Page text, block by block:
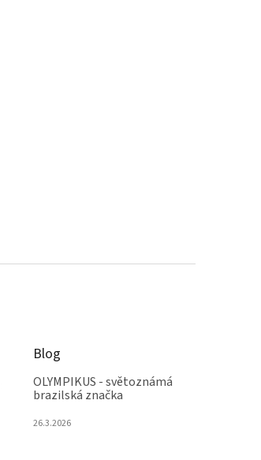
Blog
OLYMPIKUS - světoznámá
brazilská značka
26.3.2026